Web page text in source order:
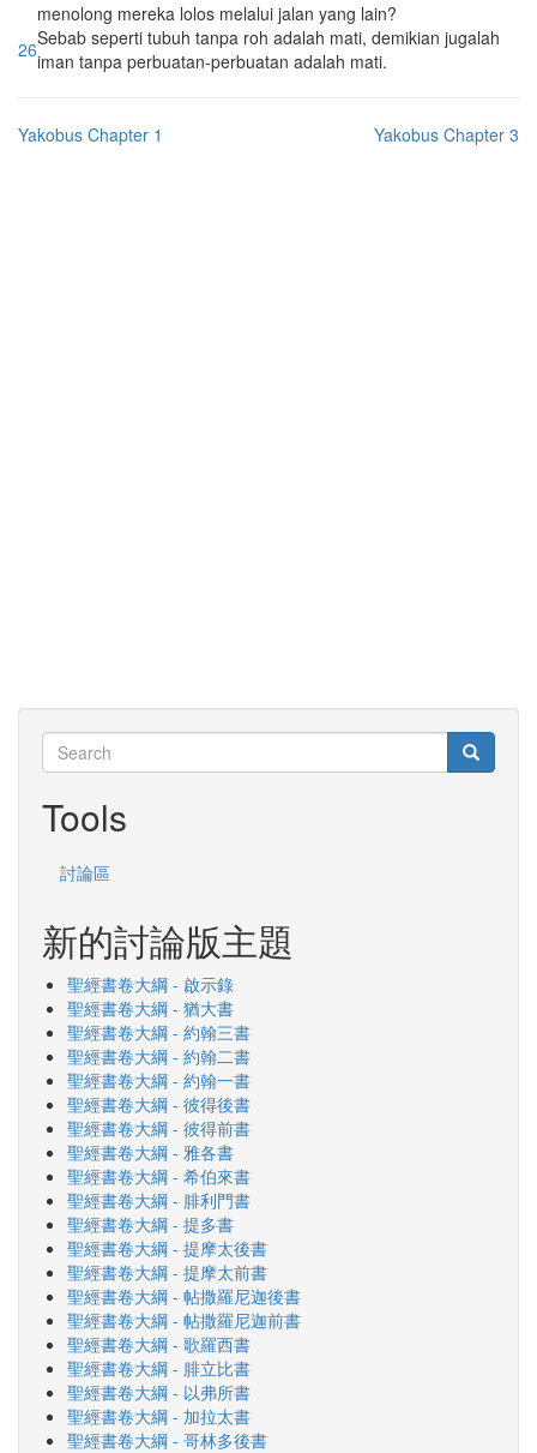
menolong mereka lolos melalui jalan yang lain?
26Sebab seperti tubuh tanpa roh adalah mati, demikian jugalah
iman tanpa perbuatan-perbuatan adalah mati.
Yakobus Chapter 1 Yakobus Chapter 3
Search
Search Search
Tools
討論區
新的討論版主題
聖經書卷大綱 - 啟示錄
聖經書卷大綱 - 猶大書
聖經書卷大綱 - 約翰三書
聖經書卷大綱 - 約翰二書
聖經書卷大綱 - 約翰一書
聖經書卷大綱 - 彼得後書
聖經書卷大綱 - 彼得前書
聖經書卷大綱 - 雅各書
聖經書卷大綱 - 希伯來書
聖經書卷大綱 - 腓利門書
聖經書卷大綱 - 提多書
聖經書卷大綱 - 提摩太後書
聖經書卷大綱 - 提摩太前書
聖經書卷大綱 - 帖撒羅尼迦後書
聖經書卷大綱 - 帖撒羅尼迦前書
聖經書卷大綱 - 歌羅西書
聖經書卷大綱 - 腓立比書
聖經書卷大綱 - 以弗所書
聖經書卷大綱 - 加拉太書
聖經書卷大綱 - 哥林多後書